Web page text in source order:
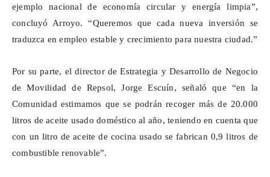
ejemplo nacional de economía circular y energía limpia”,
concluyó Arroyo. “Queremos que cada nueva inversión se
traduzca en empleo estable y crecimiento para nuestra ciudad.”
Por su parte, el director de Estrategia y Desarrollo de Negocio
de Movilidad de Repsol, JorgeEscuín, señaló que “en la
Comunidad estimamos que se podrán recoger más de 20.000
litros de aceite usado doméstico al año, teniendo en cuenta que
con un litro de aceite de cocina usado se fabrican 0,9 litros de
combustible renovable”.